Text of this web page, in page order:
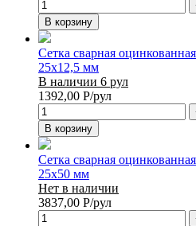
В корзину
Сетка сварная
25х12,5 мм
В наличии 6 рул
1392,00 Р/рул
В корзину
Сетка сварная
25х50 мм
Нет в наличии
3837,00 Р/рул